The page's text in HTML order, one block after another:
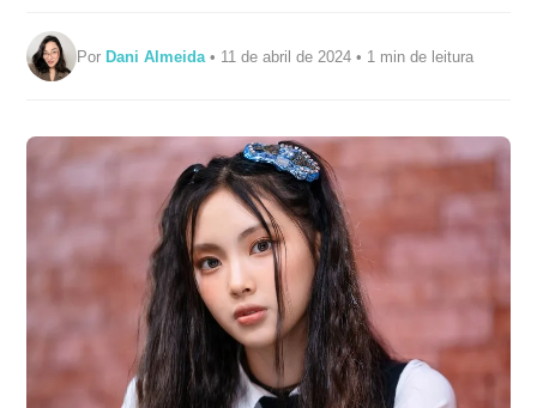
PorDani Almeida • 11 de abril de 2024 • 1 min de leitura